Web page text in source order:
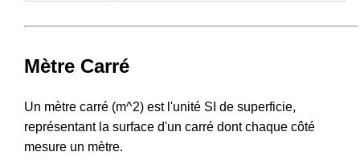
Mètre Carré
Un mètre carré (m^2) est l'unité SI de superficie,
représentant la surface d'un carré dont chaque côté
mesure un mètre.